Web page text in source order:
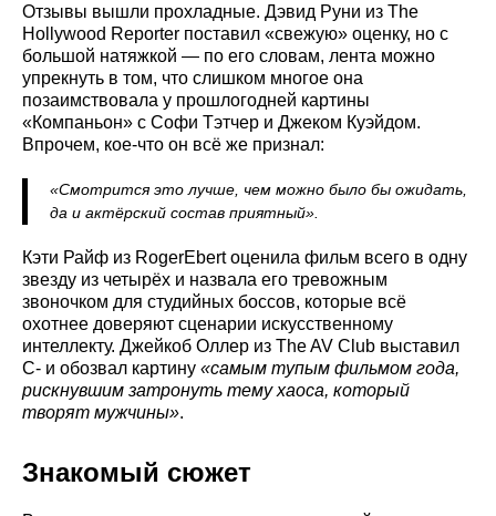
Отзывы вышли прохладные. Дэвид Руни из The
Hollywood Reporter поставил «свежую» оценку, но с
большой натяжкой — по его словам, лента можно
упрекнуть в том, что слишком многое она
позаимствовала у прошлогодней картины
«Компаньон» с Софи Тэтчер и Джеком Куэйдом.
Впрочем, кое-что он всё же признал:
«Смотрится это лучше, чем можно было бы ожидать,
да и актёрский состав приятный».
Кэти Райф из RogerEbert оценила фильм всего в одну
звезду из четырёх и назвала его тревожным
звоночком для студийных боссов, которые всё
охотнее доверяют сценарии искусственному
интеллекту. Джейкоб Оллер из The AV Club выставил
C- и обозвал картину «самым тупым фильмом года,
рискнувшим затронуть тему хаоса, который
творят мужчины».
Знакомый сюжет